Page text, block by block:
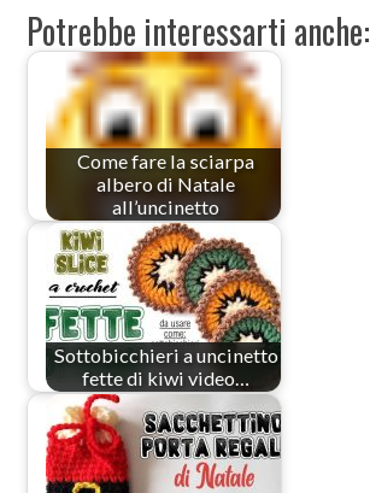
Potrebbe interessarti anche:
Come fare la sciarpa
albero di Natale
all’uncinetto
Sottobicchieri a uncinetto
fette di kiwi video…